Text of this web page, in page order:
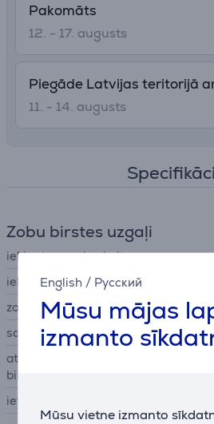
English / Русский
Mūsu mājas
izmanto
Mūsu vietne izmanto
Pakomāts
12. - 17. augusts
Piegāde Latvijas teritorijā
11. - 14. augusts
Zobu birstes uzgaļi
iekļauto uzgaļu skaits
iekļautie zobu birstes uzgaļi
zobu birstes uzgalis
saru cietība
atgādinājums par zobu
birstes uzgaļa maiņu
ieteicamais kalpošanas laiks